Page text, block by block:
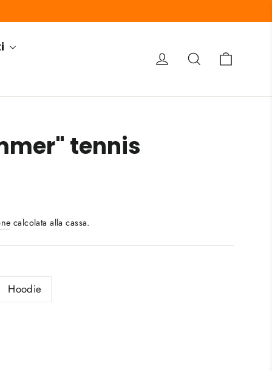
Accedi Cerca
tennis
calcolata alla cassa.
Hoodie